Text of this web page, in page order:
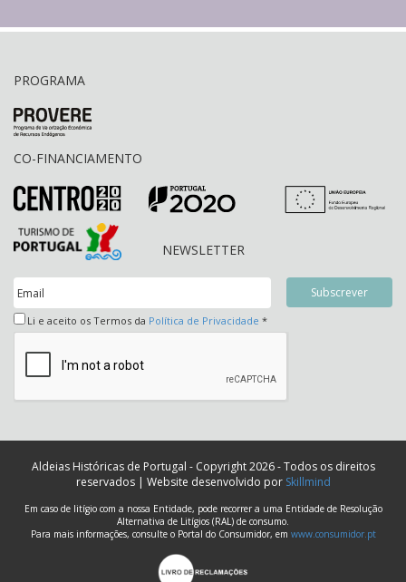
PROGRAMA
CO-FINANCIAMENTO
NEWSLETTER
Li e aceito os Termos da Política de Privacidade *
Aldeias Históricas de Portugal - Copyright 2026 - Todos os direitos
reservados | Website desenvolvido por Skillmind
Em caso de litígio com a nossa Entidade, pode recorrer a uma Entidade de Resolução
Alternativa de Litígios (RAL) de consumo.
Para mais informações, consulte o Portal do Consumidor, em www.consumidor.pt